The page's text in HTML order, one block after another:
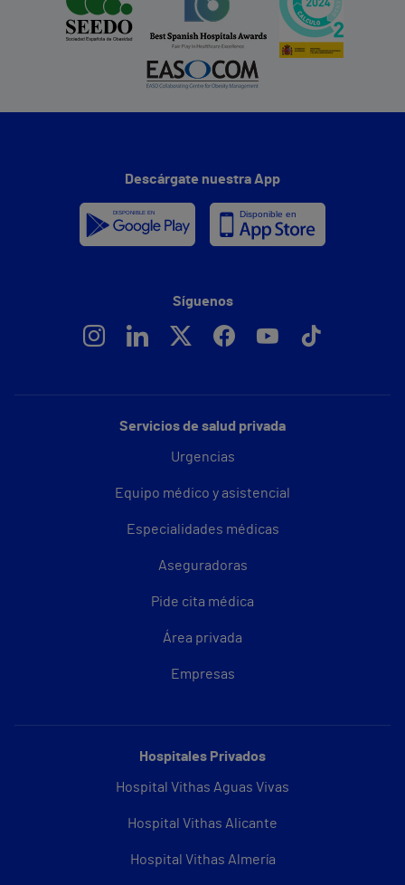
Servicios de salud privada
Urgencias
Equipo médico y asistencial
Especialidades médicas
Aseguradoras
Pide cita médica
Área privada
Empresas
Hospitales Privados
Hospital Vithas Aguas Vivas
Hospital Vithas Alicante
Hospital Vithas Almería
Descárgate nuestra App
Síguenos